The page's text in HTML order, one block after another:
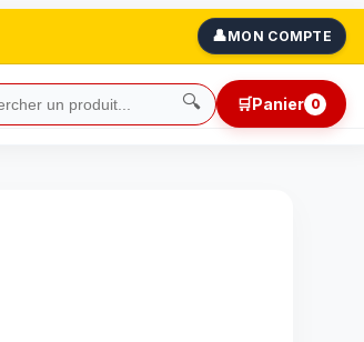
👤MON COMPTE
🔍 🛒Panier 0